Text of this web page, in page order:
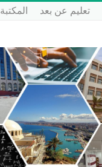
تعليم عن بعد المكتبة